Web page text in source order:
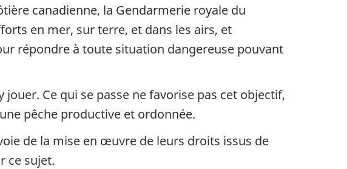
canadienne, la Gendarmerie royale du
en mer, sur terre, et dans les airs, et
répondre à toute situation dangereuse pouvant
Ce qui se passe ne favorise pas cet objectif,
pêche productive et ordonnée.
de la mise en œuvre de leurs droits issus de
ce sujet.